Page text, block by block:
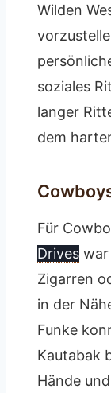
Wilden
soziales
langer
dem
Für
Drives war
Zigarren
in der
Funke
Kautabak
Hände